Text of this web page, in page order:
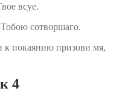
всуе.
сотворшаго.
покаянию призови мя,
4